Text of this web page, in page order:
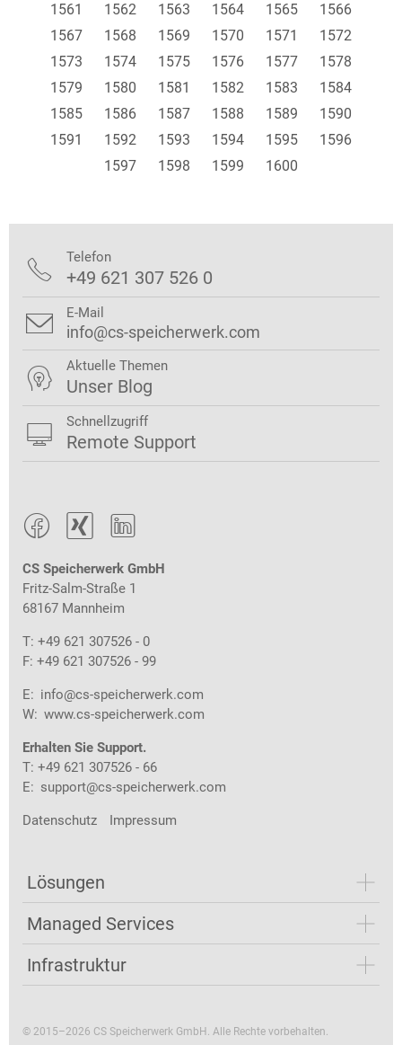
1561
1562 1563 1564 1565
1566
1567
1568 1569 1570 1571
1572
1573
1574 1575 1576 1577
1578
1579
1580 1581 1582 1583
1584
1585
1586 1587 1588 1589
1590
1591
1592 1593 1594 1595
1596
1597
1598 1599 1600
  
CS Speicherwerk GmbH
Fritz-Salm-Straße 1
68167 Mannheim
T: +49 621 307526 - 0
F: +49 621 307526 - 99
E: info@cs-speicherwerk.com
W: www.cs-speicherwerk.com
Erhalten Sie Support.
T: +49 621 307526 - 66
E: support@cs-speicherwerk.com
Datenschutz Impressum
Lösungen
Managed Services
Infrastruktur
 Telefon
+49 621 307 526 0
 E-Mail
info@cs-speicherwerk.com
 Aktuelle Themen
Unser Blog
 Schnellzugriff
Remote Support
© 2015–2026 CS Speicherwerk GmbH. Alle Rechte vorbehalten.